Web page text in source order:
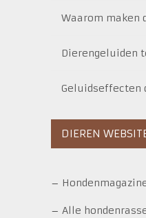
Waarom maken
Dierengeluiden
Geluidseffecten
DIEREN
–
– Alle